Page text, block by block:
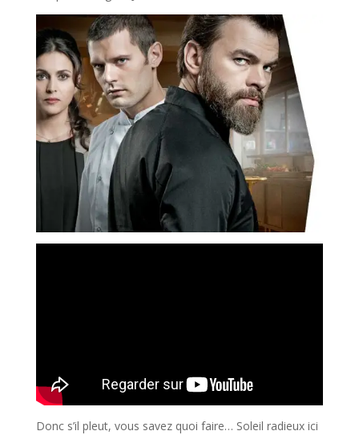
Donc s’il pleut, vous savez quoi faire… Soleil radieux ici